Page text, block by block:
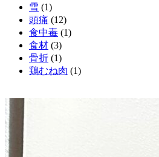
雪 (1)
頭痛 (12)
食中毒 (1)
食材 (3)
骨折 (1)
鶏むね肉 (1)